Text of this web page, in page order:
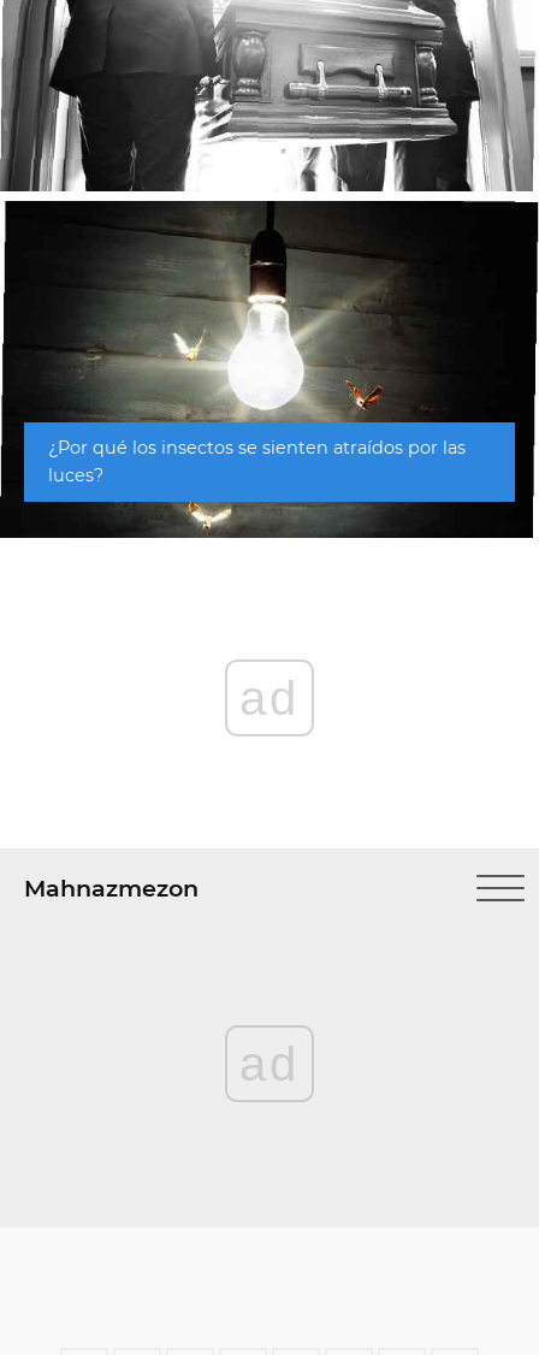
¿Por qué los insectos se sienten atraídos por las
luces?
ad
Mahnazmezon
ad